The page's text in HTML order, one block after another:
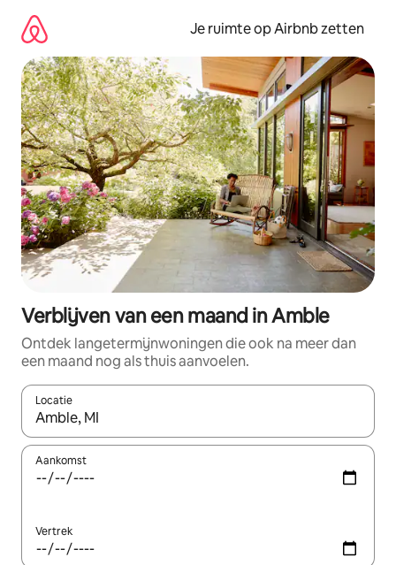
direct
naar
inhoud
Je ruimte op Airbnb zetten
Verblijven van een maand in Amble
Ontdek langetermijnwoningen die ook na meer dan
een maand nog als thuis aanvoelen.
Locatie
Wanneer er suggesties beschikbaar zijn, maak je een keuze
Aankomst
Vertrek